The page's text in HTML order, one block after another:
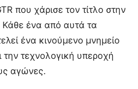
που χάρισε τον τίτλο στην
Κάθε ένα από αυτά τα
ένα κινούμενο μνημείο
την τεχνολογική υπεροχή
αγώνες.